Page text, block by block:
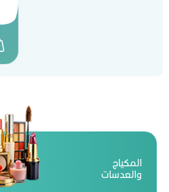
المكياج
والعدسات